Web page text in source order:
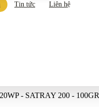
Tin tức Liên hệ
- SATRAY 200 - 100GR